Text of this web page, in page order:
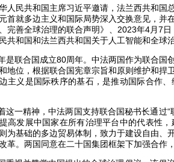
人民共和国主席习近平邀请，法兰西共和国
首就多边主义和国际局势深入交换意见，
完善全球治理的联合声明》、2023年4月7
民共和国和法兰西共和国关于人工智能和全球
是联合国成立80周年。中法两国作为联合国
地位，根据联合国宪章宗旨和原则维护和捍
主义是国际秩序的基石，是推动国际合作
这一精神，中法两国支持联合国秘书长通过
高发展中国家在所有治理平台中的代表性
为基础的多边贸易体制，致力于建设自由、
革。两国同意在二十国集团框架下加强合作